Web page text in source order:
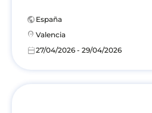
public España
location_on Valencia
calendar_today27/04/2026 - 29/04/2026